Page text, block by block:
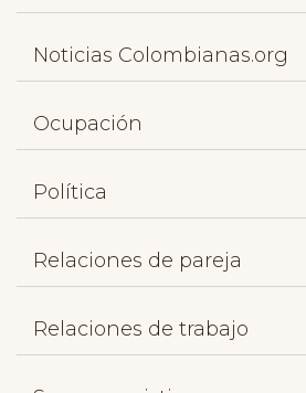
Noticias Colombianas.org
Ocupación
Política
Relaciones de pareja
Relaciones de trabajo